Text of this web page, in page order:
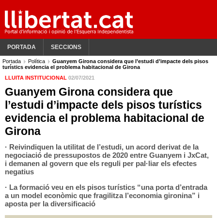
PORTADA SECCIONS
Portada Política
Guanyem Girona considera que l’estudi d’impacte dels pisos
turístics evidencia el problema habitacional de Girona
LLUITA INSTITUCIONAL 02/07/2021
Guanyem Girona considera que
l’estudi d’impacte dels pisos turístics
evidencia el problema habitacional de
Girona
· Reivindiquen la utilitat de l’estudi, un acord derivat de la
negociació de pressupostos de 2020 entre Guanyem i JxCat,
i demanen al govern que els reguli per pal·liar els efectes
negatius
· La formació veu en els pisos turístics “una porta d’entrada
a un model econòmic que fragilitza l’economia gironina” i
aposta per la diversificació